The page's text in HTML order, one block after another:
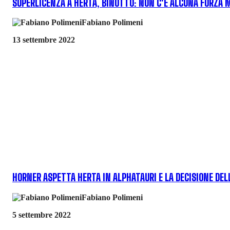
SUPERLICENZA A HERTA, BINOTTO: NON C'È ALCUNA FORZA
Fabiano Polimeni
13 settembre 2022
HORNER ASPETTA HERTA IN ALPHATAURI E LA DECISIONE
Fabiano Polimeni
5 settembre 2022